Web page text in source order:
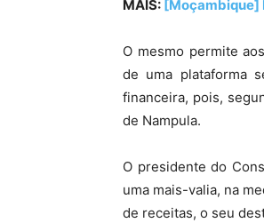
MAIS: [Moçambique]
O mesmo permite
de uma plataforma
financeira, pois,
de Nampula.
O presidente do
uma mais-valia, na
de receitas, o seu